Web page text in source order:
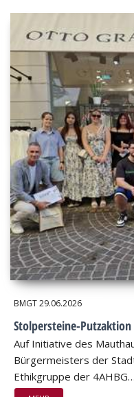
BMGT29.06.2026
Stolpersteine-Putzaktion
Auf Initiative des
Bürgermeisters der
Ethikgruppe der 4AHBG…